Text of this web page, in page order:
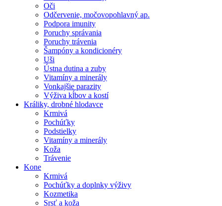
Oči
Odčervenie, močovopohlavný ap.
Podpora imunity
Poruchy správania
Poruchy trávenia
Šampóny a kondicionéry
Uši
Ústna dutina a zuby
Vitamíny a minerály
Vonkajšie parazity
Výživa kĺbov a kostí
Králiky, drobné hlodavce
Krmivá
Pochúťky
Podstielky
Vitamíny a minerály
Koža
Trávenie
Kone
Krmivá
Pochúťky a doplnky výživy
Kozmetika
Srsť a koža